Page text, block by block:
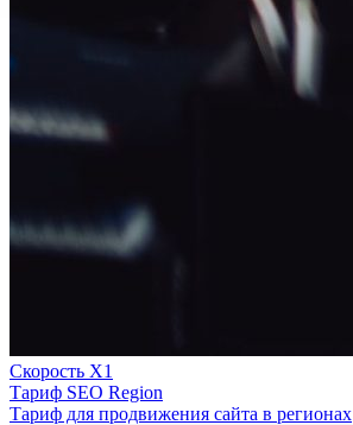
Скорость Х1
Тариф SEO Region
Тариф для продвижения сайта в регионах